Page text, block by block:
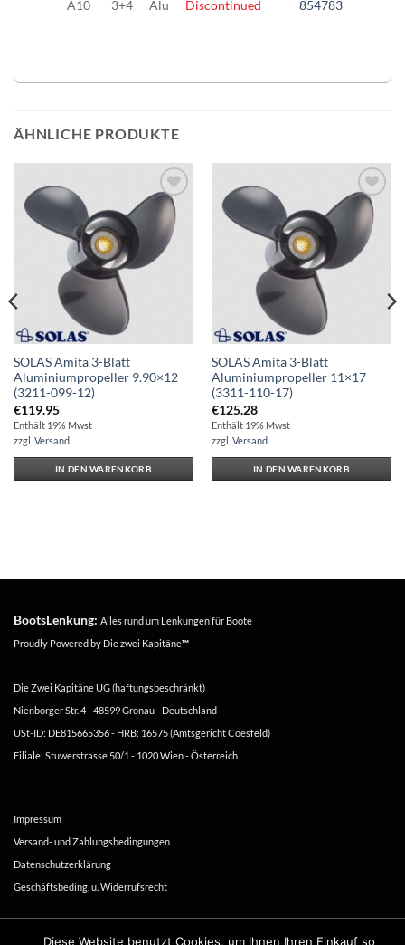
A10
3+4 Alu Discontinued 854783
ÄHNLICHE PRODUKTE
Auf die
Wunschliste
SOLAS Amita 3-Blatt
Aluminiumpropeller 9.90×12
(3211-099-12)
€119.95
Enthält 19% Mwst
zzgl. Versand
IN DEN WARENKORB
Auf die
Wunschliste
SOLAS Amita 3-Blatt
Aluminiumpropeller 11×17
(3311-110-17)
€125.28
Enthält 19% Mwst
zzgl. Versand
IN DEN WARENKORB
BootsLenkung: Alles rund um Lenkungen für Boote
Proudly Powered by Die zwei Kapitäne™
Die Zwei Kapitäne UG (haftungsbeschränkt)
Nienborger Str. 4 - 48599 Gronau - Deutschland
USt-ID: DE815665356 - HRB: 16575 (Amtsgericht Coesfeld)
Filiale: Stuwerstrasse 50/1 - 1020 Wien - Österreich
Impressum
Versand- und Zahlungsbedingungen
Datenschutzerklärung
Geschäftsbeding. u. Widerrufsrecht
Copyright 2016-2026 © Die zwei Kapitäne
Diese Website benutzt Cookies, um Ihnen Ihren Einkauf so